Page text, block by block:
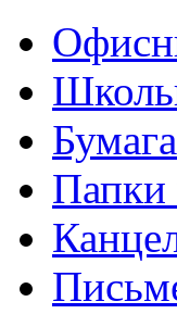
Папки